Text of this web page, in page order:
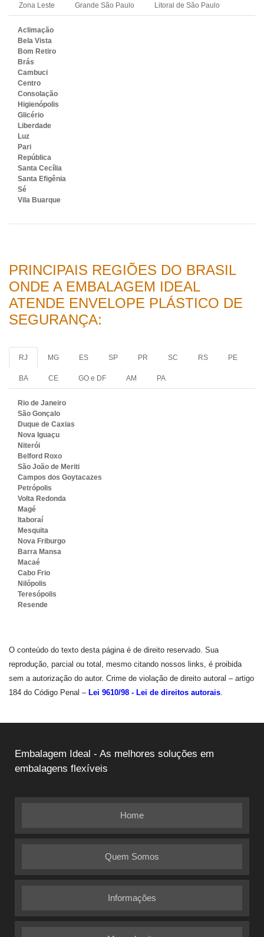
Zona Leste Grande São Paulo Litoral de São Paulo
Aclimação
Bela Vista
Bom Retiro
Brás
Cambuci
Centro
Consolação
Higienópolis
Glicério
Liberdade
Luz
Pari
República
Santa Cecília
Santa Efigênia
Sé
Vila Buarque
PRINCIPAIS REGIÕES DO BRASIL
ONDE A EMBALAGEM IDEAL
ATENDE ENVELOPE PLÁSTICO DE
SEGURANÇA:
RJ MG ES SP PR SC RS PE
BA CE GO e DF AM PA
Rio de Janeiro
São Gonçalo
Duque de Caxias
Nova Iguaçu
Niterói
Belford Roxo
São João de Meriti
Campos dos Goytacazes
Petrópolis
Volta Redonda
Magé
Itaboraí
Mesquita
Nova Friburgo
Barra Mansa
Macaé
Cabo Frio
Nilópolis
Teresópolis
Resende
O conteúdo do texto desta página é de direito reservado. Sua
reprodução, parcial ou total, mesmo citando nossos links, é proibida
sem a autorização do autor. Crime de violação de direito autoral – artigo
184 do Código Penal – Lei 9610/98 - Lei de direitos autorais
Embalagem Ideal - As melhores soluções em
embalagens flexíveis
Home
Quem Somos
Informações